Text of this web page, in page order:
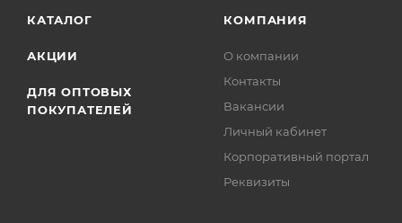
КАТАЛОГ
АКЦИИ
ДЛЯ ОПТОВЫХ
ПОКУПАТЕЛЕЙ
КОМПАНИЯ
О компании
Контакты
Вакансии
Личный кабинет
Корпоративный портал
Реквизиты